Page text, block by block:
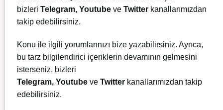
bizleri Telegram, Youtube ve Twitter kanallarımızdan
takip edebilirsiniz.
Konu ile ilgili yorumlarınızı bize yazabilirsiniz. Ayrıca,
bu tarz bilgilendirici içeriklerin devamının gelmesini
isterseniz, bizleri
Telegram, Youtube ve Twitter kanallarımızdan takip
edebilirsiniz.